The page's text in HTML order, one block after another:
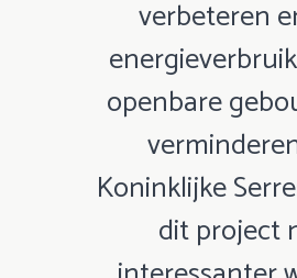
verbeteren
openbare
Koninklijke
dit project